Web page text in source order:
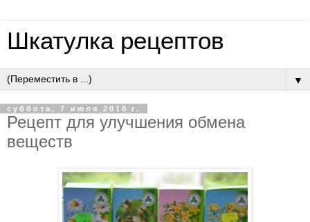
Шкатулка рецептов
▼
суббота, 7 июля 2018 г.
Рецепт для улучшения обмена
веществ